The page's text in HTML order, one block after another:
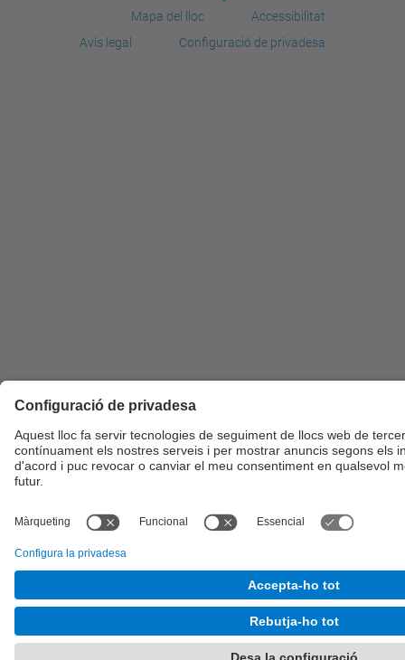
Mapa del lloc
Accessibilitat
Avís legal
Configuració de privadesa